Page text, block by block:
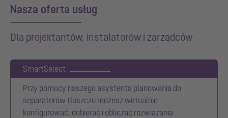
Nasza oferta usług
Dla projektantów, instalatorów i zarządców
SmartSelect
Przy pomocy naszego asystenta planowania do
separatorów tłuszczu możesz wirtualnie
konfigurować, dobierać i obliczać rozwiązania